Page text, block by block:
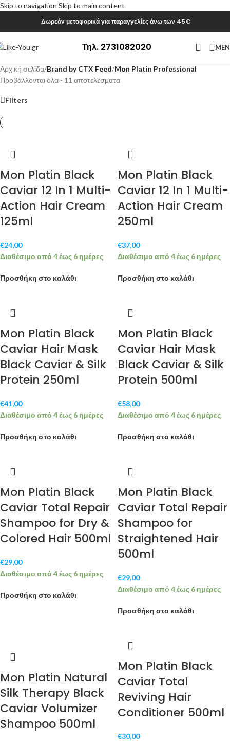
Skip to navigation Skip to main content
Δωρεάν μεταφορικά για παραγγελίες άνω των 45€
Τηλ. 2731082020
Αρχική σελίδα/Brand by CTX Feed/Mon Platin Professional
Προβάλλονται όλα - 11 αποτελέσματα
Filters
Mon Platin Black
Caviar 12 In 1 Multi-
Action Hair Cream
125ml
€24,00
Διαθέσιμο από 4 έως 6 ημέρες
Προσθήκη στο καλάθι
Mon Platin Black
Caviar 12 In 1 Multi-
Action Hair Cream
250ml
€37,00
Διαθέσιμο από 4 έως 6 ημέρες
Προσθήκη στο καλάθι
Mon Platin Black
Caviar Hair Mask
Black Caviar & Silk
Protein 250ml
€41,00
Διαθέσιμο από 4 έως 6 ημέρες
Προσθήκη στο καλάθι
Mon Platin Black
Caviar Hair Mask
Black Caviar & Silk
Protein 500ml
€58,00
Διαθέσιμο από 4 έως 6 ημέρες
Προσθήκη στο καλάθι
Mon Platin Black
Caviar Total Repair
Shampoo for Dry &
Colored Hair 500ml
€29,00
Διαθέσιμο από 4 έως 6 ημέρες
Προσθήκη στο καλάθι
Mon Platin Black
Caviar Total Repair
Shampoo for
Straightened Hair
500ml
€29,00
Διαθέσιμο από 4 έως 6 ημέρες
Προσθήκη στο καλάθι
Mon Platin Natural
Silk Therapy Black
Caviar Volumizer
Shampoo 500ml
Mon Platin Black
Caviar Total
Reviving Hair
Conditioner 500ml
€30,00